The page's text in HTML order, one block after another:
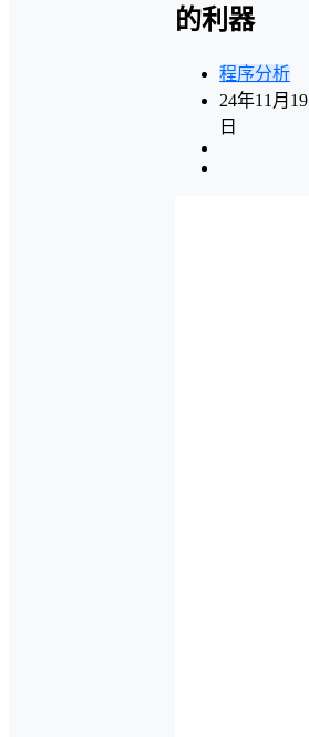
的利器
程序分析
24年11月19
日